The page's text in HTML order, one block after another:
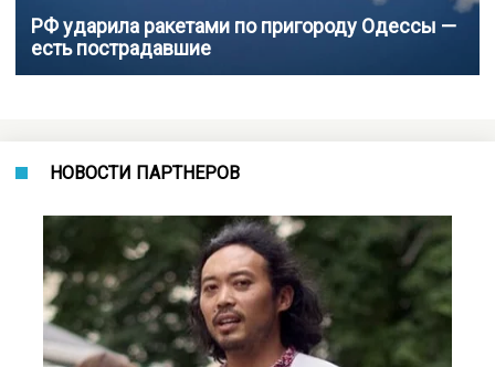
РФ ударила ракетами по пригороду Одессы —
есть пострадавшие
НОВОСТИ ПАРТНЕРОВ